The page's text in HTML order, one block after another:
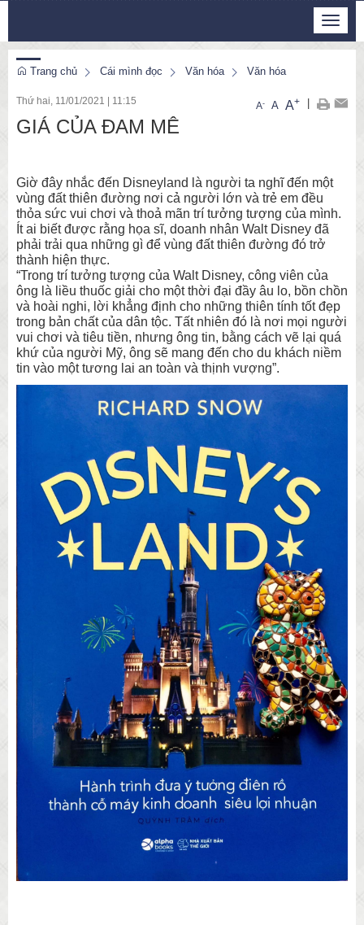
Toggle
Trang chủ Cái mình đọc Văn hóa Văn hóa
Thứ hai, 11/01/2021 11:15 A- A A+
GIÁ CỦA ĐAM MÊ
Giờ đây nhắc đến Disneyland là người ta nghĩ đến một
vùng đất thiên đường nơi cả người lớn và trẻ em đều
thỏa sức vui chơi và thoả mãn trí tưởng tượng của mình.
Ít ai biết được rằng họa sĩ, doanh nhân Walt Disney đã
phải trải qua những gì để vùng đất thiên đường đó trở
thành hiện thực.
“Trong trí tưởng tượng của Walt Disney, công viên của
ông là liều thuốc giải cho một thời đại đầy âu lo, bồn chồn
và hoài nghi, lời khẳng định cho những thiên tính tốt đẹp
trong bản chất của dân tộc. Tất nhiên đó là nơi mọi người
vui chơi và tiêu tiền, nhưng ông tin, bằng cách vẽ lại quá
khứ của người Mỹ, ông sẽ mang đến cho du khách niềm
tin vào một tương lai an toàn và thịnh vượng”.